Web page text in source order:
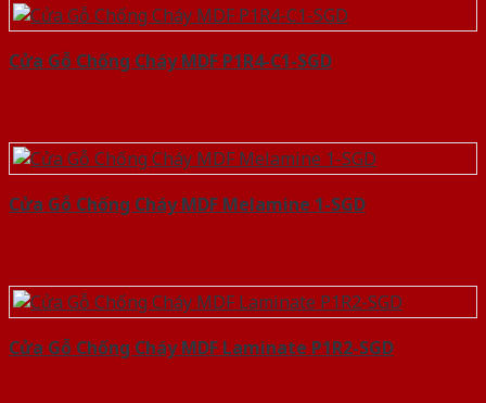
Cửa Gỗ Chống Cháy MDF P1R4-C1-SGD
Cửa Gỗ Chống Cháy MDF Melamine 1-SGD
Cửa Gỗ Chống Cháy MDF Laminate P1R2-SGD